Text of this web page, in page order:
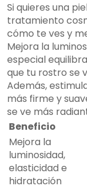
Si quieres una
tratamiento
cómo te ves y
Mejora la
especial
que tu rostro se
Además,
más firme y
se ve más
Beneficio
Mejora la
luminosidad,
elasticidad e
hidratación